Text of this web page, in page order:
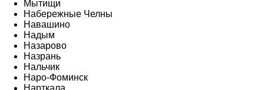
Мытищи
Набережные Челны
Навашино
Надым
Назарово
Назрань
Нальчик
Наро-Фоминск
Нарткала